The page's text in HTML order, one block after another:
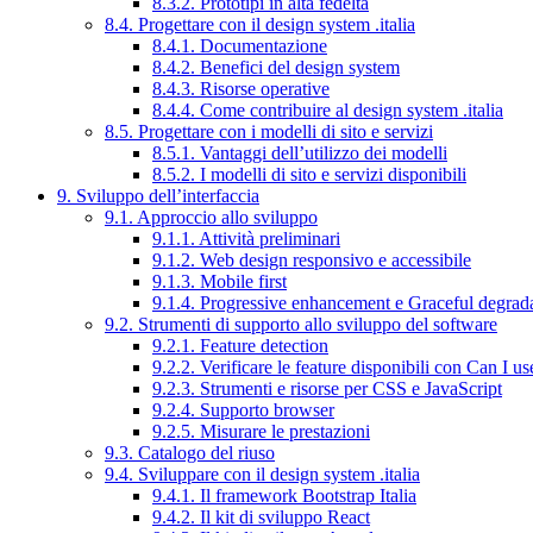
8.4. Progettare con il design system .italia
8.4.1. Documentazione
8.4.2. Benefici del design system
8.4.3. Risorse operative
8.4.4. Come contribuire al design system .italia
8.5. Progettare con i modelli di sito e servizi
8.5.1. Vantaggi dell’utilizzo dei modelli
8.5.2. I modelli di sito e servizi disponibili
9. Sviluppo dell’interfaccia
9.1. Approccio allo sviluppo
9.1.1. Attività preliminari
9.1.2. Web design responsivo e accessibile
9.1.3. Mobile first
9.1.4. Progressive enhancement e Graceful
9.2. Strumenti di supporto allo sviluppo del software
9.2.1. Feature detection
9.2.2. Verificare le feature disponibili con Can I
9.2.3. Strumenti e risorse per CSS e JavaScript
9.2.4. Supporto browser
9.2.5. Misurare le prestazioni
9.3. Catalogo del riuso
9.4. Sviluppare con il design system .italia
9.4.1. Il framework Bootstrap Italia
9.4.2. Il kit di sviluppo React